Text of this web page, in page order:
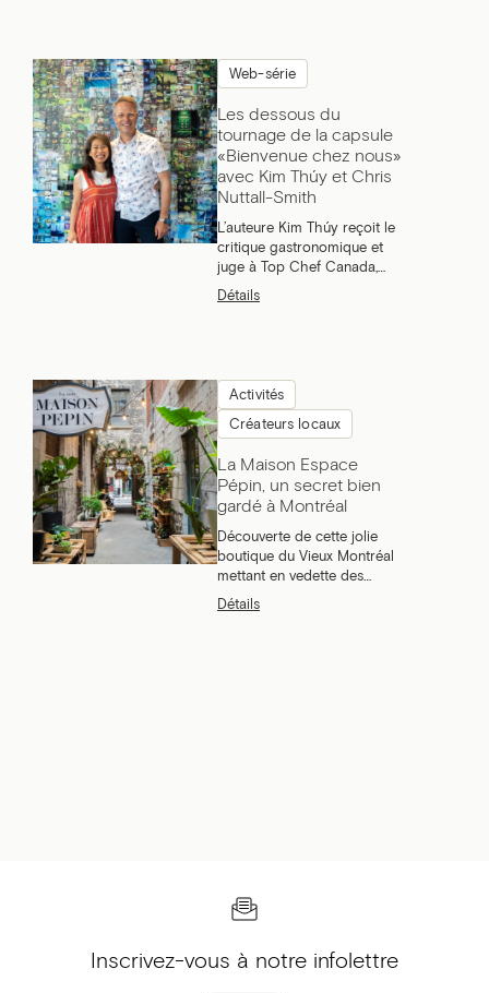
Web-série
Les dessous du
tournage de la capsule
«Bienvenue chez nous»
avec Kim Thúy et Chris
Nuttall-Smith
L’auteure Kim Thúy reçoit le
critique gastronomique et
juge à Top Chef Canada,
Chris Nuttall-Smith, pour lui
faire découvrir Montréal.
Détails
Activités
Créateurs locaux
La Maison Espace
Pépin, un secret bien
gardé à Montréal
Découverte de cette jolie
boutique du Vieux Montréal
mettant en vedette des
produits locaux.
Détails
Inscrivez-vous à notre infolettre